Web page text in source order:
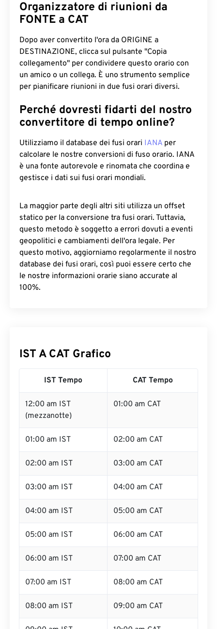
Organizzatore di riunioni da
FONTE a CAT
Dopo aver convertito l'ora da ORIGINE a
DESTINAZIONE, clicca sul pulsante "Copia
collegamento" per condividere questo orario con
un amico o un collega. È uno strumento semplice
per pianificare riunioni in due fusi orari diversi.
Perché dovresti fidarti del nostro
convertitore di tempo online?
Utilizziamo il database dei fusi orari IANA per
calcolare le nostre conversioni di fuso orario. IANA
è una fonte autorevole e rinomata che coordina e
gestisce i dati sui fusi orari mondiali.
La maggior parte degli altri siti utilizza un offset
statico per la conversione tra fusi orari. Tuttavia,
questo metodo è soggetto a errori dovuti a eventi
geopolitici e cambiamenti dell'ora legale. Per
questo motivo, aggiorniamo regolarmente il nostro
database dei fusi orari, così puoi essere certo che
le nostre informazioni orarie siano accurate al
100%.
IST A CAT Grafico
IST Tempo CAT Tempo
12:00 am IST
(mezzanotte)
01:00 am CAT
01:00 am IST 02:00 am CAT
02:00 am IST 03:00 am CAT
03:00 am IST 04:00 am CAT
04:00 am IST 05:00 am CAT
05:00 am IST 06:00 am CAT
06:00 am IST 07:00 am CAT
07:00 am IST 08:00 am CAT
08:00 am IST 09:00 am CAT